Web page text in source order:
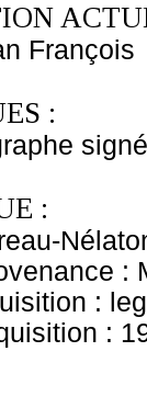
François
:
:
:
:
: